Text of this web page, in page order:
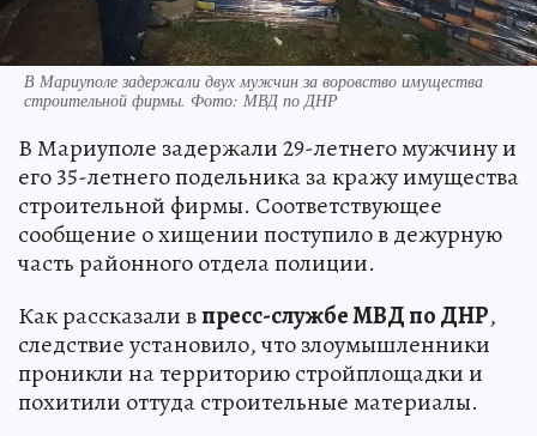
В Мариуполе задержали двух мужчин за воровство имущества
строительной фирмы. Фото: МВД по ДНР
В Мариуполе задержали 29-летнего мужчину и
его 35-летнего подельника за кражу имущества
строительной фирмы. Соответствующее
сообщение о хищении поступило в дежурную
часть районного отдела полиции.
Как рассказали впресс-службе МВД по ДНР,
следствие установило, что злоумышленники
проникли на территорию стройплощадки и
похитили оттуда строительные материалы.